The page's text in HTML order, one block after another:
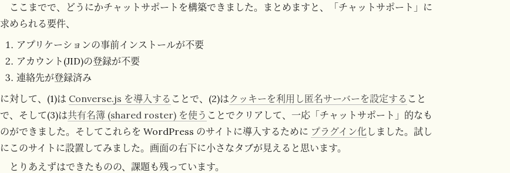
ここまでで、どうにかチャットサポートを構築できました。まとめますと、「チャットサポート」に
求められる要件、
アプリケーションの事前インストールが不要
アカウント(JID)の登録が不要
連絡先が登録済み
に対して、(1)は Converse.js を導入する ことで、(2)はクッキーを利用し匿名サーバーを設定する こと
で、そして(3)は共有名簿 (shared roster) を使う ことでクリアして、一応「チャットサポート」的なも
のができました。そしてこれらを WordPress のサイトに導入するために プラグイン化 しました。試し
にこのサイトに設置してみました。画面の右下に小さなタブが見えると思います。
とりあえずはできたものの、課題も残っています。